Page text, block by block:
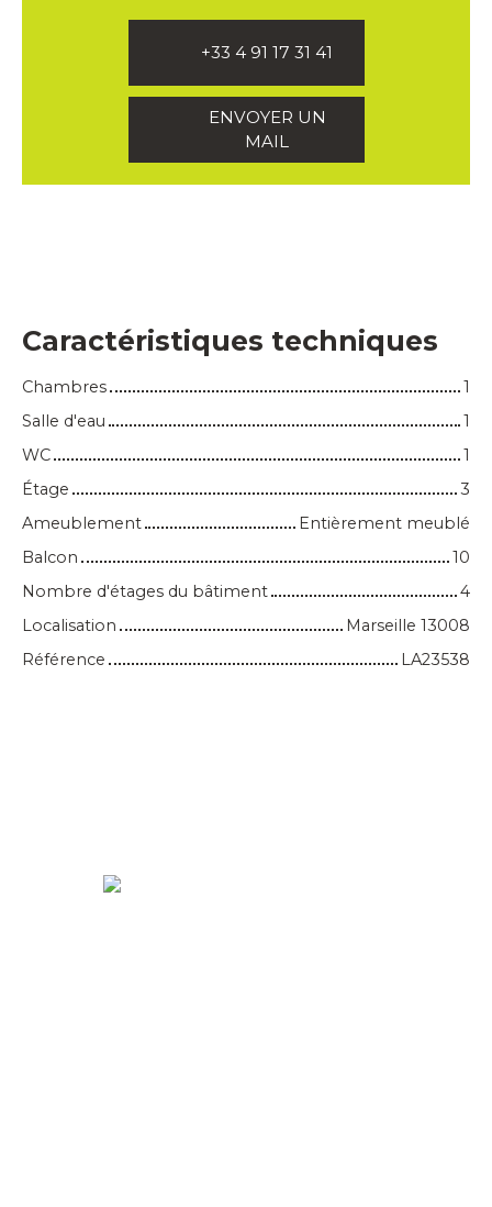
+33 4 91 17 31 41
ENVOYER UN
MAIL
Caractéristiques techniques
Chambres
1
Salle d'eau
1
WC
1
Étage
3
Ameublement
Entièrement meublé
Balcon
10
Nombre d'étages du bâtiment
4
Localisation
Marseille 13008
Référence
LA23538